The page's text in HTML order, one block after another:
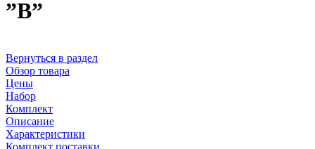
”В”
Вернуться в раздел
Обзор товара
Цены
Набор
Комплект
Описание
Характеристики
Комплект поставки